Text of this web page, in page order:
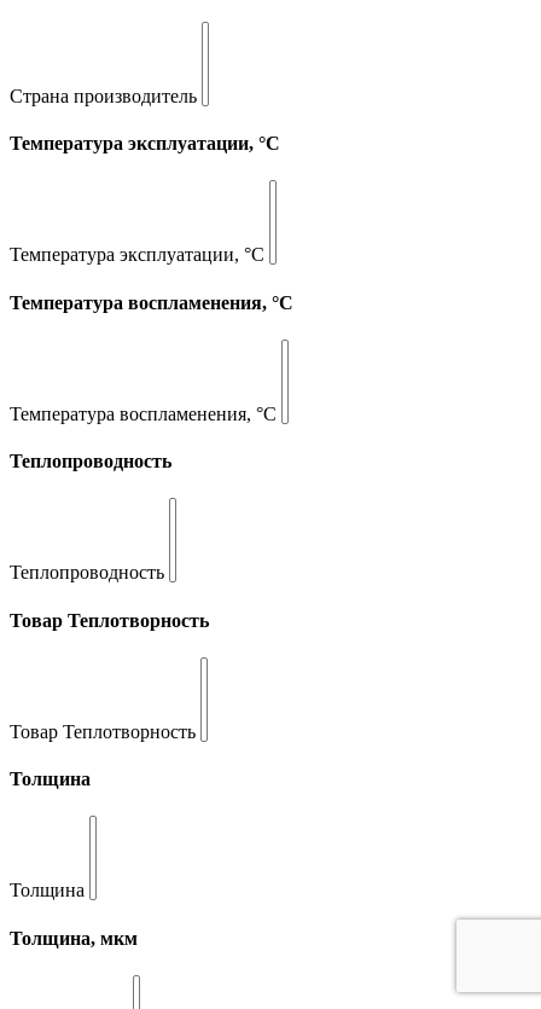
Страна производитель
Температура эксплуатации, °С
Температура эксплуатации, °С
Температура воспламенения, °С
Температура воспламенения, °С
Теплопроводность
Теплопроводность
Товар Теплотворность
Товар Теплотворность
Толщина
Толщина
Толщина, мкм